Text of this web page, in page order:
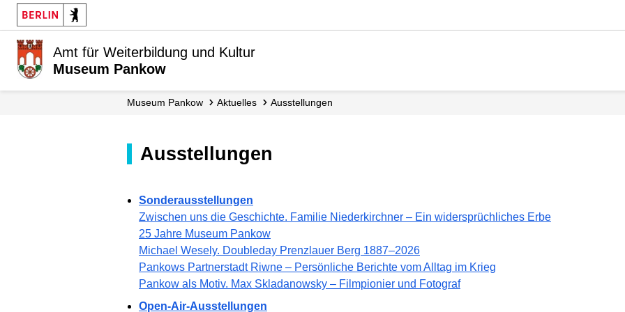
Amt für Weiterbildung und Kultur
Museum Pankow
Museum Pankow Aktuelles Ausstellungen
Ausstellungen
Sonderausstellungen
Zwischen uns die Geschichte. Familie Niederkirchner – Ein wider­sprüch­liches Erbe
25 Jahre Museum Pankow
Michael Wesely. Doubleday Prenzlauer Berg 1887–2026
Pankows Partnerstadt Riwne – Persönliche Berichte vom Alltag im Krieg
Pankow als Motiv. Max Skladanowsky – Filmpionier und Fotograf
Open-Air-Ausstellungen